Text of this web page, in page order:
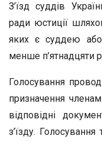
З’їзд суддів
ради юстиції
яких є суддею
менше п’ятнадцяти
Голосування
призначення
відповідні
з’їзду.